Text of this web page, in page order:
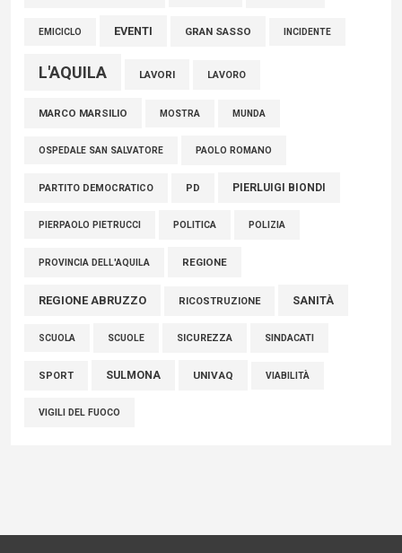
EMICICLO EVENTI GRAN SASSO INCIDENTE
L'AQUILA LAVORI LAVORO
MARCO MARSILIO MOSTRA MUNDA
OSPEDALE SAN SALVATORE PAOLO ROMANO
PARTITO DEMOCRATICO PD PIERLUIGI BIONDI
PIERPAOLO PIETRUCCI POLITICA POLIZIA
PROVINCIA DELL'AQUILA REGIONE
REGIONE ABRUZZO RICOSTRUZIONE SANITÀ
SCUOLA SCUOLE SICUREZZA SINDACATI
SPORT SULMONA UNIVAQ VIABILITÀ
VIGILI DEL FUOCO